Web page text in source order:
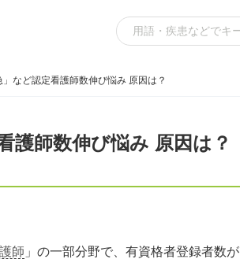
」など認定看護師数伸び悩み 原因は？
護師数伸び悩み 原因は？
師 」の一部分野で、有資格者登録者数が